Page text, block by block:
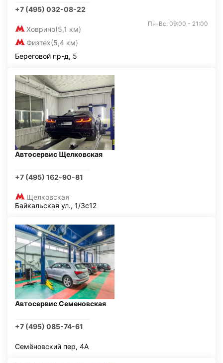
+7 (495) 032-08-22
Ховрино(5,1 км)
Физтех(5,4 км)
Пн-Вс: 09:00 - 21:00
Береговой пр-д, 5
Автосервис Щелковская
+7 (495) 162-90-81
Щелковская
Байкальская ул., 1/3с12
Автосервис Семеновская
+7 (495) 085-74-61
Семёновский пер, 4А